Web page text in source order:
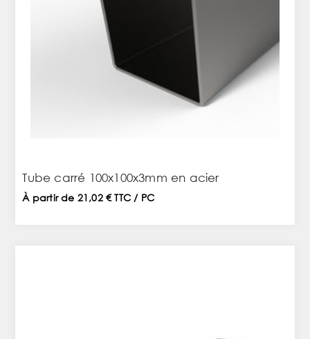
Tube carré 100x100x3mm en acier
À partir de 21,02 € TTC / PC